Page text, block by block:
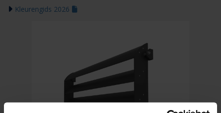
Kleurengids 2026